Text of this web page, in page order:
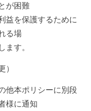
が困難
益を保護するために
る場
ます。
）
他本ポリシーに別段
様に通知